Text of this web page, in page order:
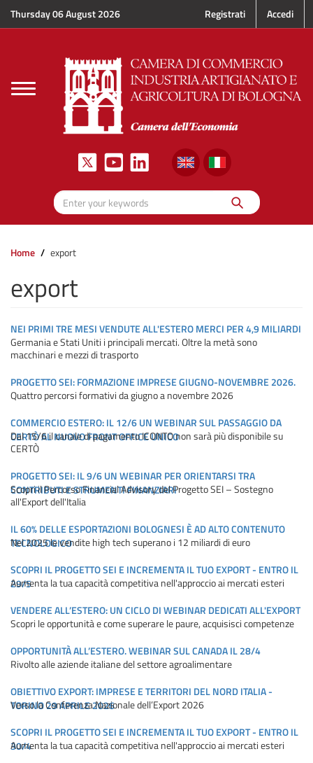
Thursday 06 August 2026 Registrati Accedi
Toggle
navigation
Enter your keywords
Search
Home export
export
NEI PRIMI TRE MESI VENDUTE ALL'ESTERO MERCI PER 4,9 MILIARDI
Germania e Stati Uniti i principali mercati. Oltre la metà sono
macchinari e mezzi di trasporto
PROGETTO SEI: FORMAZIONE IMPRESE GIUGNO-NOVEMBRE 2026.
Quattro percorsi formativi da giugno a novembre 2026
COMMERCIO ESTERO: IL 12/6 UN WEBINAR SUL PASSAGGIO DA
CERTÒ AL NUOVO FRONT OFFICE UNICO
Dal 15/6 il canale di pagamento ICONTO non sarà più disponibile su
CERTÒ
PROGETTO SEI: IL 9/6 UN WEBINAR PER ORIENTARSI TRA
CONTRIBUTI E STRUMENTI FINANZIARI
Scopri il Percorso Financial Advisory del Progetto SEI – Sostegno
all'Export dell'Italia
IL 60% DELLE ESPORTAZIONI BOLOGNESI È AD ALTO CONTENUTO
TECNOLOGICO
Nel 2025 le vendite high tech superano i 12 miliardi di euro
SCOPRI IL PROGETTO SEI E INCREMENTA IL TUO EXPORT - ENTRO IL
29/5
Aumenta la tua capacità competitiva nell'approccio ai mercati esteri
VENDERE ALL’ESTERO: UN CICLO DI WEBINAR DEDICATI ALL'EXPORT
Scopri le opportunità e come superare le paure, acquisisci competenze
OPPORTUNITÀ ALL’ESTERO. WEBINAR SUL CANADA IL 28/4
Rivolto alle aziende italiane del settore agroalimentare
OBIETTIVO EXPORT: IMPRESE E TERRITORI DEL NORD ITALIA -
TORINO 29 APRILE 2026
Verso la Conferenza Nazionale dell’Export 2026
SCOPRI IL PROGETTO SEI E INCREMENTA IL TUO EXPORT - ENTRO IL
30/4
Aumenta la tua capacità competitiva nell'approccio ai mercati esteri